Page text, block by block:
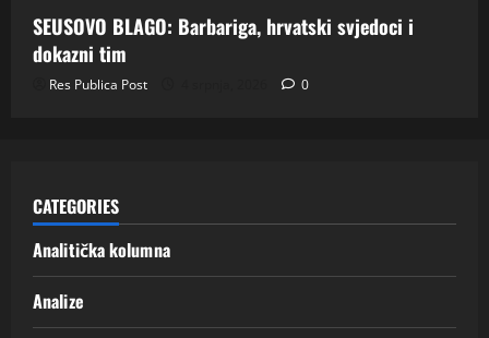
SEUSOVO BLAGO: Barbariga, hrvatski svjedoci i
dokazni tim
Res Publica Post 0
CATEGORIES
Analitička kolumna
Analize